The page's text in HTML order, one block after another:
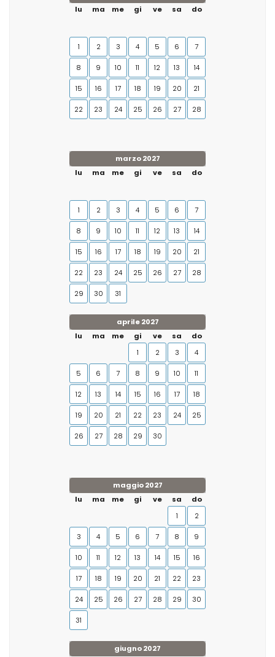
lu
ma me gi ve sa do
1 2 3 4 5 6 7
8 9 10 11 12 13 14
15 16 17 18 19 20 21
22 23 24 25 26 27 28
marzo 2027
lu
ma me gi ve sa do
1 2 3 4 5 6 7
8 9 10 11 12 13 14
15 16 17 18 19 20 21
22 23 24 25 26 27 28
29 30 31
aprile 2027
lu
ma me gi ve sa
do
1
2 3 4
5 6 7 8 9 10 11
12 13 14 15 16 17 18
19 20 21 22 23 24 25
26 27 28 29 30
maggio 2027
lu
ma me gi ve sa
do
1
2
3 4 5 6 7 8 9
10 11 12 13 14 15 16
17 18 19 20 21 22 23
24 25 26 27 28 29 30
31
giugno 2027